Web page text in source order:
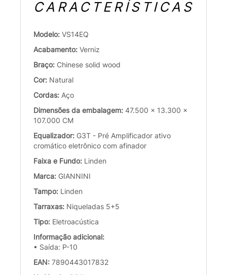
CARACTERÍSTICAS
Modelo: VS14EQ
Acabamento: Verniz
Braço: Chinese solid wood
Cor: Natural
Cordas: Aço
Dimensões da embalagem: 47.500 x 13.300 x
107.000 CM
Equalizador: G3T - Pré Amplificador ativo
cromático eletrônico com afinador
Faixa e Fundo: Linden
Marca: GIANNINI
Tampo: Linden
Tarraxas: Niqueladas 5+5
Tipo: Eletroacústica
Informação adicional:
• Saída: P-10
EAN: 7890443017832